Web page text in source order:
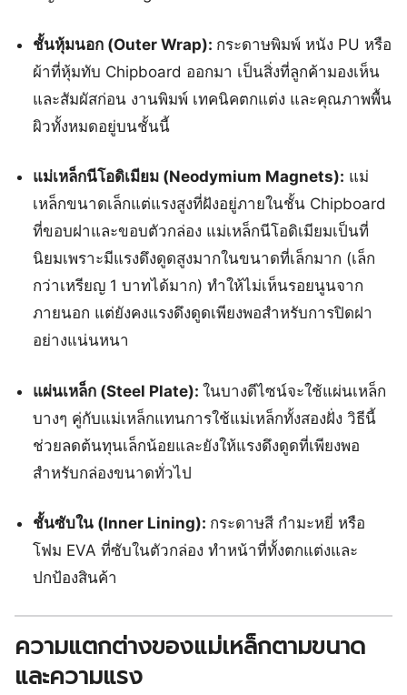
ชั้นหุ้มนอก (Outer Wrap): กระดาษพิมพ์ หนัง PU หรือ
ผ้าที่หุ้มทับ Chipboard ออกมา เป็นสิ่งที่ลูกค้ามองเห็น
และสัมผัสก่อน งานพิมพ์ เทคนิคตกแต่ง และคุณภาพพื้น
ผิวทั้งหมดอยู่บนชั้นนี้
แม่เหล็กนีโอดิเมียม (Neodymium Magnets): แม่
เหล็กขนาดเล็กแต่แรงสูงที่ฝังอยู่ภายในชั้น Chipboard
ที่ขอบฝาและขอบตัวกล่อง แม่เหล็กนีโอดิเมียมเป็นที่
นิยมเพราะมีแรงดึงดูดสูงมากในขนาดที่เล็กมาก (เล็ก
กว่าเหรียญ 1 บาทได้มาก) ทำให้ไม่เห็นรอยนูนจาก
ภายนอก แต่ยังคงแรงดึงดูดเพียงพอสำหรับการปิดฝา
อย่างแน่นหนา
แผ่นเหล็ก (Steel Plate):ในบางดีไซน์จะใช้แผ่นเหล็ก
บางๆ คู่กับแม่เหล็กแทนการใช้แม่เหล็กทั้งสองฝั่ง วิธีนี้
ช่วยลดต้นทุนเล็กน้อยและยังให้แรงดึงดูดที่เพียงพอ
สำหรับกล่องขนาดทั่วไป
ชั้นซับใน (Inner Lining): กระดาษสี กำมะหยี่ หรือ
โฟม EVA ที่ซับในตัวกล่อง ทำหน้าที่ทั้งตกแต่งและ
ปกป้องสินค้า
ความแตกต่างของแม่เหล็กตามขนาด
และความแรง